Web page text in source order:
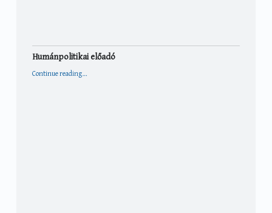
Humánpolitikai előadó
Continue reading…